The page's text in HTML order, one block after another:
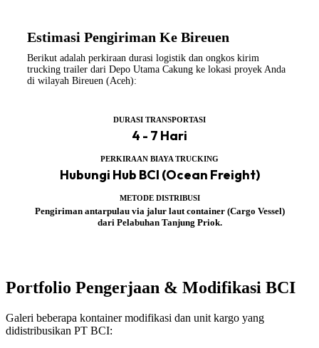
Estimasi Pengiriman Ke Bireuen
Berikut adalah perkiraan durasi logistik dan ongkos kirim
trucking trailer dari Depo Utama Cakung ke lokasi proyek Anda
di wilayah Bireuen (Aceh):
DURASI TRANSPORTASI
4 - 7 Hari
PERKIRAAN BIAYA TRUCKING
Hubungi Hub BCI (Ocean Freight)
METODE DISTRIBUSI
Pengiriman antarpulau via jalur laut container (Cargo Vessel)
dari Pelabuhan Tanjung Priok.
Portfolio Pengerjaan & Modifikasi BCI
Galeri beberapa kontainer modifikasi dan unit kargo yang
didistribusikan PT BCI: